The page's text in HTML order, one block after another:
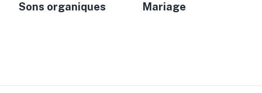
Sons organiques Mariage